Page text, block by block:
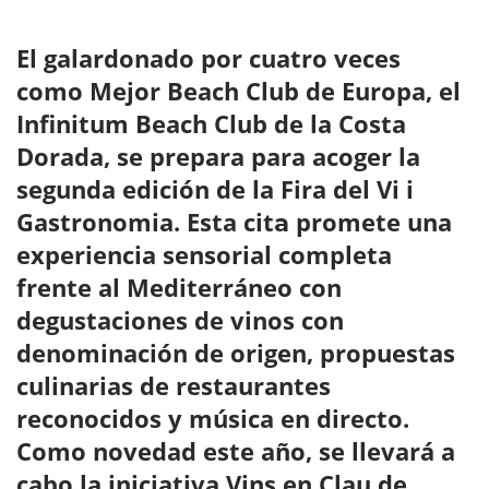
El galardonado por cuatro veces
como Mejor Beach Club de Europa, el
Infinitum Beach Club de la Costa
Dorada, se prepara para acoger la
segunda edición de la Fira del Vi i
Gastronomia. Esta cita promete una
experiencia sensorial completa
frente al Mediterráneo con
degustaciones de vinos con
denominación de origen, propuestas
culinarias de restaurantes
reconocidos y música en directo.
Como novedad este año, se llevará a